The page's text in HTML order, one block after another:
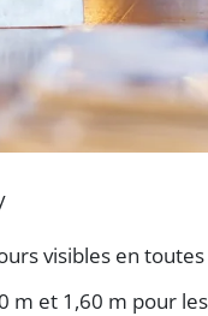
visibles en
m et 1,60 m pour